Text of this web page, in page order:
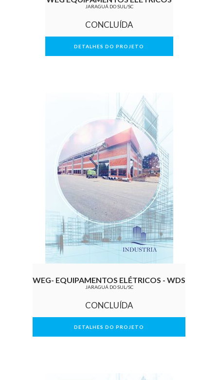
JARAGUÁ DO SUL/SC
CONCLUÍDA
DETALHES DO PROJETO
WEG- EQUIPAMENTOS ELÉTRICOS - WDS
JARAGUÁ DO SUL/SC
CONCLUÍDA
DETALHES DO PROJETO